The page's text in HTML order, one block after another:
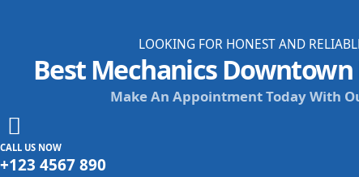
LOOKING FOR HONEST AND
Best Mechanics Downtown
Make An Appointment Today With
CALL US NOW
+123 4567 890